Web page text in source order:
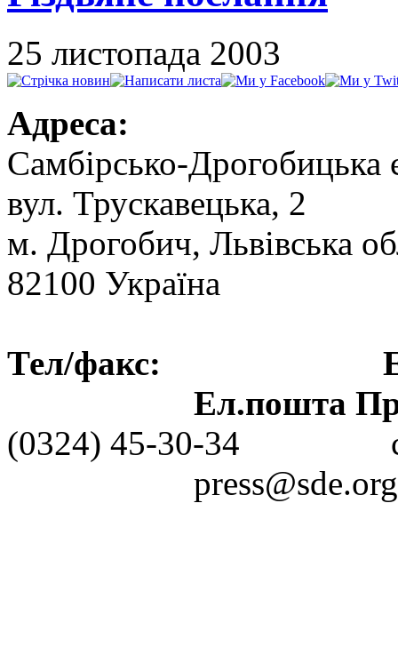
25 листопада 2003
Адреса:
Самбірсько-Дрогобицька
вул. Трускавецька, 2
м. Дрогобич, Львівська
82100 Україна
Тел/факс:
Ел.пошта
(0324) 45-30-